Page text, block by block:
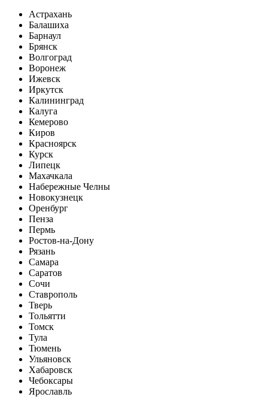
Астрахань
Балашиха
Барнаул
Брянск
Волгоград
Воронеж
Ижевск
Иркутск
Калининград
Калуга
Кемерово
Киров
Красноярск
Курск
Липецк
Махачкала
Набережные Челны
Новокузнецк
Оренбург
Пенза
Пермь
Ростов-на-Дону
Рязань
Самара
Саратов
Сочи
Ставрополь
Тверь
Тольятти
Томск
Тула
Тюмень
Ульяновск
Хабаровск
Чебоксары
Ярославль